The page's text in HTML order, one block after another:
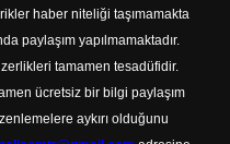
haber niteliği taşımamakta
paylaşım yapılmamaktadır.
tamamen tesadüfidir.
ücretsiz bir bilgi paylaşım
aykırı olduğunu